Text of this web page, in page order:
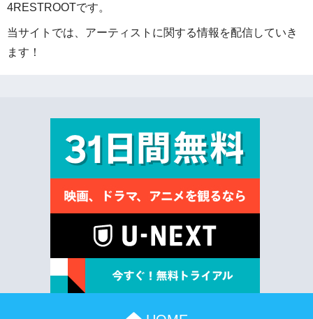
4RESTROOTです。
当サイトでは、アーティストに関する情報を配信していき
ます！